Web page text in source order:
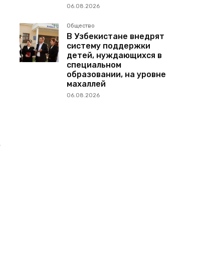
06.08.2026
Общество
В Узбекистане внедрят
систему поддержки
детей, нуждающихся в
специальном
образовании, на уровне
махаллей
06.08.2026